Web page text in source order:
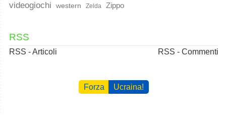
videogiochi western Zelda Zippo
RSS
RSS - Articoli RSS - Commenti
Forza Ucraina!